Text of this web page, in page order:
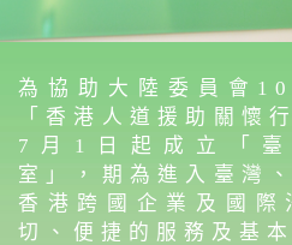
為協助大陸委員會
「香港人道援助關懷
7月1日起成立「
室」，期為進入臺灣
香港跨國企業及國際
切、便捷的服務及基本